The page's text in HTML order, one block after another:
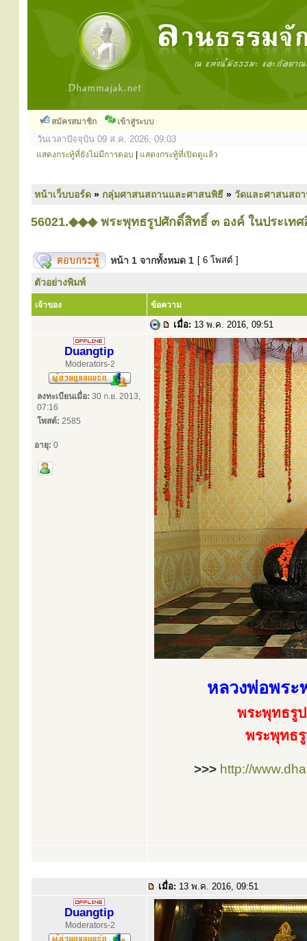
สมัครสมาชิก เข้าสู่ระบบ
วันเวลาปัจจุบัน 09 ส.ค. 2026, 09:03
แสดงกระทู้ที่ยังไม่มีการตอบ แสดงกระทู้ที่เปิดดูแล้ว
หน้าเว็บบอร์ด » กลุ่มศาสนสถานและศาสนพิธี » วัดและศาสนสถ
56021.◆◆◆ พระพุทธรูปศักดิ์สิทธิ์ ๓ องค์ ในประเท
หน้า 1 จากทั้งหมด 1 [ 6 โพสต์ ]
ตัวอย่างพิมพ์
เจ้าของ ข้อความ
เมื่อ: 13 พ.ค. 2016, 09:51
Duangtip
Moderators-2
ลงทะเบียนเมื่อ: 30 ก.ย. 2013,
07:16
โพสต์: 2585
อายุ: 0
หลวงพ่อพระ
พระพุทธรู
พระพุทธ
>>> http://
เมื่อ: 13 พ.ค. 2016, 09:51
Duangtip
Moderators-2